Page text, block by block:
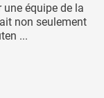
équipe de la
non seulement
...